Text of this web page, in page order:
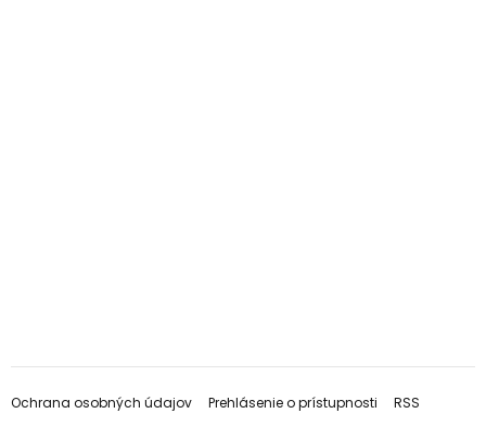
Ochrana osobných údajov Prehlásenie o prístupnosti RSS